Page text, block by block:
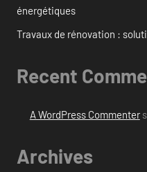
énergétiques
Travaux de rénovation :
Recent
A WordPress Commenter
Archives